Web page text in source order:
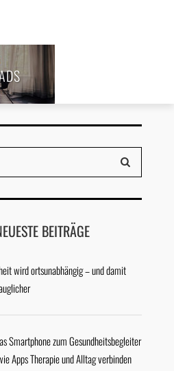
BEITRÄGE
wird ortsunabhängig – und damit
Smartphone zum Gesundheitsbegleiter
Apps Therapie und Alltag verbinden